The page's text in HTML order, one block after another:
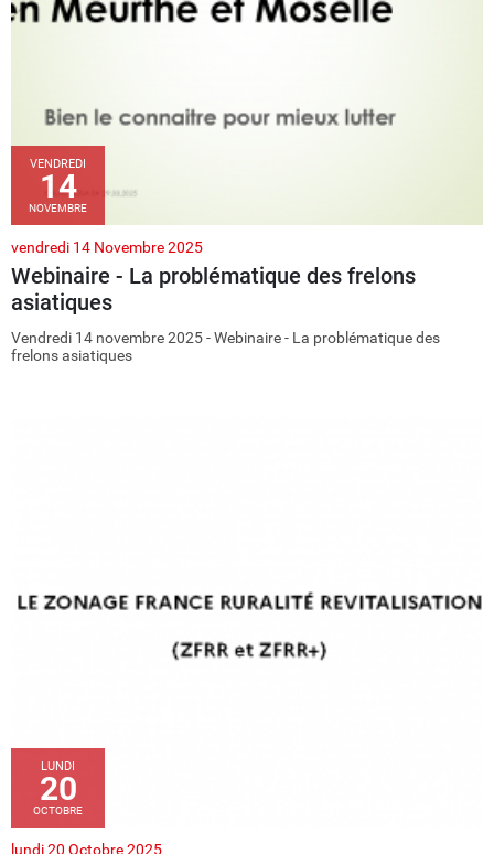
VENDREDI
14
NOVEMBRE
vendredi 14 Novembre 2025
Webinaire - La problématique des frelons
asiatiques
Vendredi 14 novembre 2025 - Webinaire - La problématique des
frelons asiatiques
LUNDI
20
OCTOBRE
lundi 20 Octobre 2025